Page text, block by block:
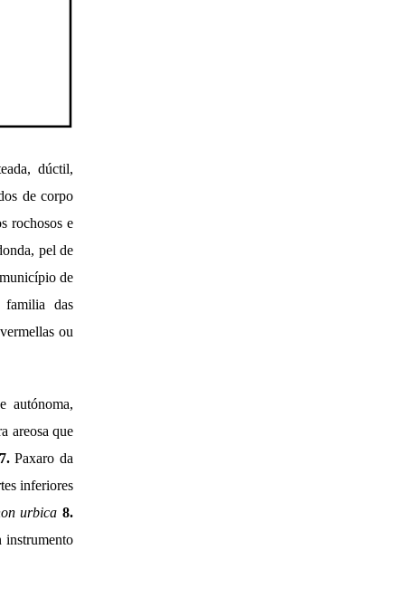
dúctil,
de corpo
rochosos e
pel de
de
das
ou
autónoma,
areosa que
Paxaro da
inferiores
urbica 8.
instrumento